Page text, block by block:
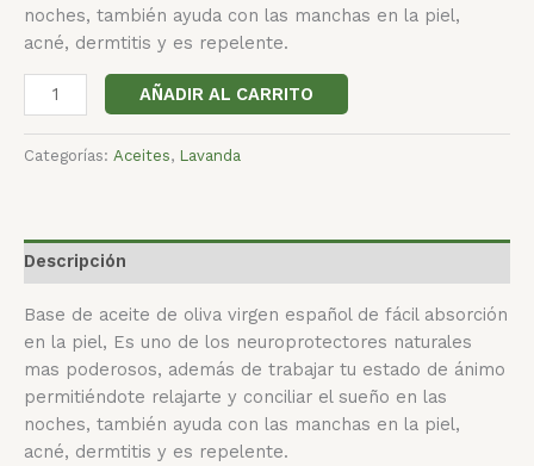
noches, también ayuda con las manchas en la piel,
acné, dermtitis y es repelente.
AÑADIR AL CARRITO
Categorías: Aceites, Lavanda
Descripción
Base de aceite de oliva virgen español de fácil absorción
en la piel, Es uno de los neuroprotectores naturales
mas poderosos, además de trabajar tu estado de ánimo
permitiéndote relajarte y conciliar el sueño en las
noches, también ayuda con las manchas en la piel,
acné, dermtitis y es repelente.